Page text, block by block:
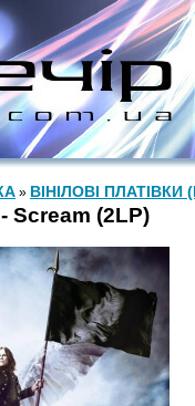
» ВІНІЛОВІ ПЛАТІВКИ
Scream (2LP)